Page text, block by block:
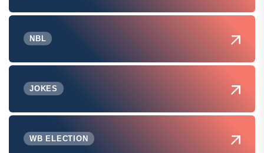
NBL
JOKES
WB ELECTION